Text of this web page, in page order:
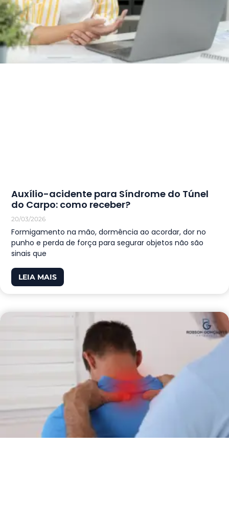
Auxílio-acidente para Síndrome do Túnel
do Carpo: como receber?
20/03/2026
Formigamento na mão, dormência ao acordar, dor no
punho e perda de força para segurar objetos não são
sinais que
LEIA MAIS